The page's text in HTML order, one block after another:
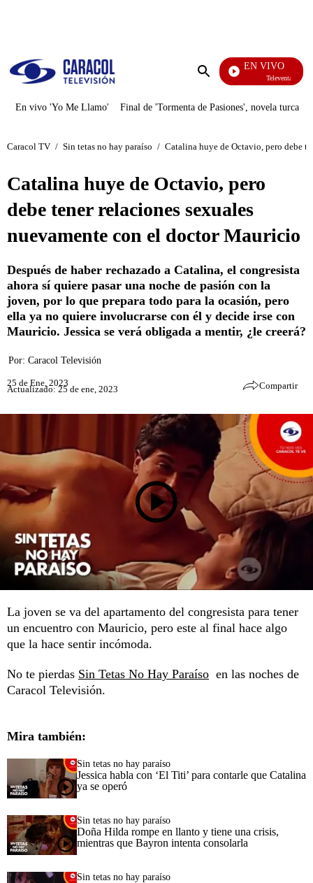
Enviar
EN VIVO
Televentas
En vivo 'Yo Me Llamo' Final de 'Tormenta de Pasiones', novela turca
Caracol TV / Sin tetas no hay paraíso / Catalina huye de Octavio, pero debe
Catalina huye de Octavio, pero
debe tener relaciones sexuales
nuevamente con el doctor Mauricio
Después de haber rechazado a Catalina, el congresista
ahora sí quiere pasar una noche de pasión con la
joven, por lo que prepara todo para la ocasión, pero
ella ya no quiere involucrarse con él y decide irse con
Mauricio. Jessica se verá obligada a mentir, ¿le creerá?
Por: Caracol Televisión
25 de Ene, 2023
Actualizado: 25 de ene, 2023 Compartir
La joven se va del apartamento del congresista para tener
un encuentro con Mauricio, pero este al final hace algo
que la hace sentir incómoda.
No te pierdas Sin Tetas No Hay Paraíso en las noches de
Caracol Televisión.
Mira también:
Sin tetas no hay paraíso
Jessica habla con ‘El Titi’ para contarle que Catalina
ya se operó
Sin tetas no hay paraíso
Doña Hilda rompe en llanto y tiene una crisis,
mientras que Bayron intenta consolarla
Sin tetas no hay paraíso